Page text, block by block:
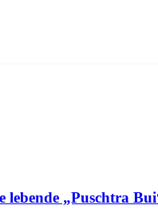
lebende „Puschtra